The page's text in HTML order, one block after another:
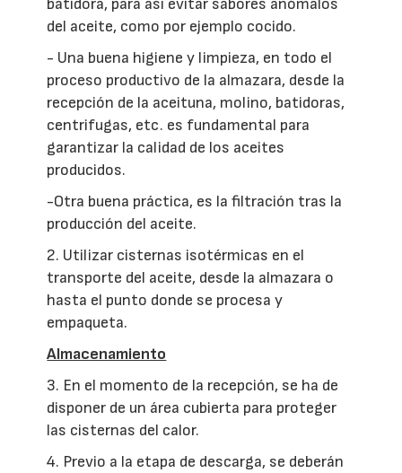
batidora, para así evitar sabores anómalos
del aceite, como por ejemplo cocido.
- Una buena higiene y limpieza, en todo el
proceso productivo de la almazara, desde la
recepción de la aceituna, molino, batidoras,
centrifugas, etc. es fundamental para
garantizar la calidad de los aceites
producidos.
-Otra buena práctica, es la filtración tras la
producción del aceite.
2. Utilizar cisternas isotérmicas en el
transporte del aceite, desde la almazara o
hasta el punto donde se procesa y
empaqueta.
Almacenamiento
3. En el momento de la recepción, se ha de
disponer de un área cubierta para proteger
las cisternas del calor.
4. Previo a la etapa de descarga, se deberán